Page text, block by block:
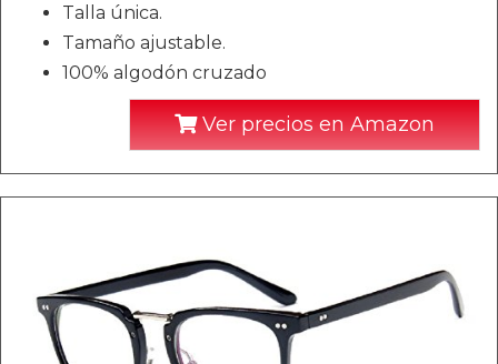
Talla única.
Tamaño ajustable.
100% algodón cruzado
Ver precios en Amazon